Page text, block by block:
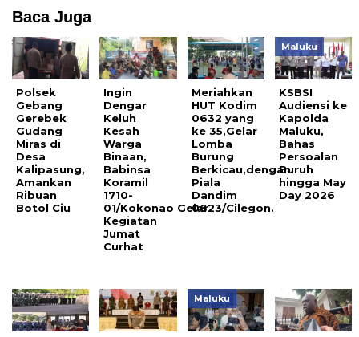
Baca Juga
Polsek
Gebang
Gerebek
Gudang
Miras di
Desa
Kalipasung,
Amankan
Ribuan
Botol Ciu
Ingin
Dengar
Keluh
Kesah
Warga
Binaan,
Babinsa
Koramil
1710-
01/Kokonao Gelar
Kegiatan
Jumat
Curhat
Meriahkan
HUT Kodim
0632 yang
ke 35,Gelar
Lomba
Burung
Berkicau,dengan
Piala
Dandim
0623/Cilegon.
Maluku
KSBSI
Audiensi ke
Kapolda
Maluku,
Bahas
Persoalan
Buruh
hingga May
Day 2026
Maluku